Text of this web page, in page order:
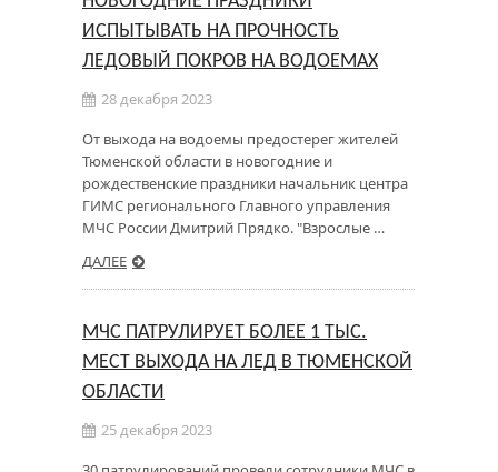
ИСПЫТЫВАТЬ НА ПРОЧНОСТЬ
ЛЕДОВЫЙ ПОКРОВ НА ВОДОЕМАХ
28 декабря 2023
От выхода на водоемы предостерег жителей
Тюменской области в новогодние и
рождественские праздники начальник центра
ГИМС регионального Главного управления
МЧС России Дмитрий Прядко. "Взрослые …
ДАЛЕЕ
МЧС ПАТРУЛИРУЕТ БОЛЕЕ 1 ТЫС.
МЕСТ ВЫХОДА НА ЛЕД В ТЮМЕНСКОЙ
ОБЛАСТИ
25 декабря 2023